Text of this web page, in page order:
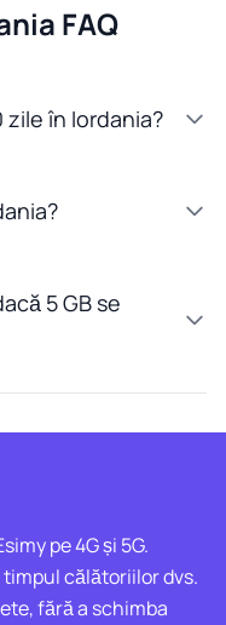
FAQ
în Iordania?
5 GB se
pe 4G și 5G.
călătoriilor dvs.
fără a schimba